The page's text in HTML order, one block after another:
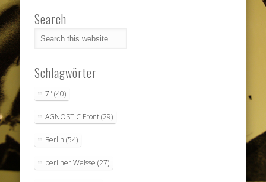
Search
Schlagwörter
7" (40)
AGNOSTIC Front(29)
Berlin (54)
berliner Weisse (27)